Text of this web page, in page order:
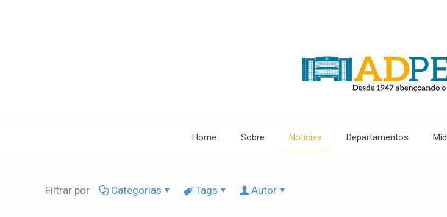
Home Sobre Notícias Departamentos
Filtrar por Categorias Tags Autor